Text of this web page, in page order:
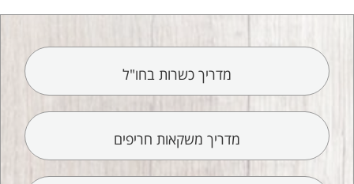
מדריך כשרות בחו"ל
מדריך משקאות חריפים